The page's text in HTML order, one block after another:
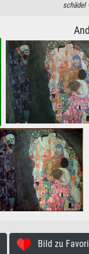
schädel ·
Bild zu